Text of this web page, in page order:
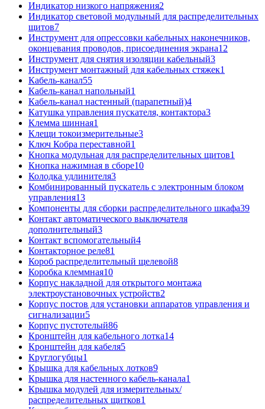
Индикатор низкого напряжения2
Индикатор световой модульный для распределительных
щитов7
Инструмент для опрессовки кабельных наконечников,
оконцевания проводов, присоединения экрана12
Инструмент для снятия изоляции кабельный3
Инструмент монтажный для кабельных стяжек1
Кабель-канал55
Кабель-канал напольный1
Кабель-канал настенный (парапетный)4
Катушка управления пускателя, контактора3
Клемма шинная1
Клещи токоизмерительные3
Ключ Кобра переставной1
Кнопка модульная для распределительных щитов1
Кнопка нажимная в сборе10
Колодка удлинителя3
Комбинированный пускатель с электронным блоком
управления13
Компоненты для сборки распределительного шкафа39
Контакт автоматического выключателя
дополнительный3
Контакт вспомогательный4
Контакторное реле81
Короб распределительный щелевой8
Коробка клеммная10
Корпус накладной для открытого монтажа
электроустановочных устройств2
Корпус постов для установки аппаратов управления и
сигнализации5
Корпус пустотелый86
Кронштейн для кабельного лотка14
Кронштейн для кабеля5
Круглогубцы1
Крышка для кабельных лотков9
Крышка для настенного кабель-канала1
Крышка модулей для измерительных/
распределительных щитков1